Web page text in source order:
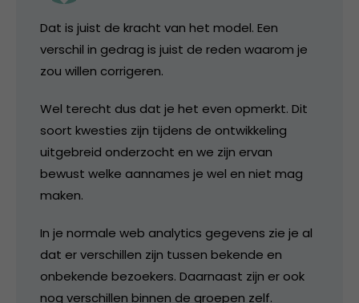
Dat is juist de kracht van het model. Een
verschil in gedrag is juist de reden waarom je
zou willen corrigeren.
Wel terecht dus dat je het even opmerkt. Dit
soort kwesties zijn tijdens de ontwikkeling
uitgebreid onderzocht en we zijn ervan
bewust welke aannames je wel en niet mag
maken.
In je normale web analytics gegevens zie je al
dat er verschillen zijn tussen bekende en
onbekende bezoekers. Daarnaast zijn er ook
nog verschillen binnen de groepen zelf.